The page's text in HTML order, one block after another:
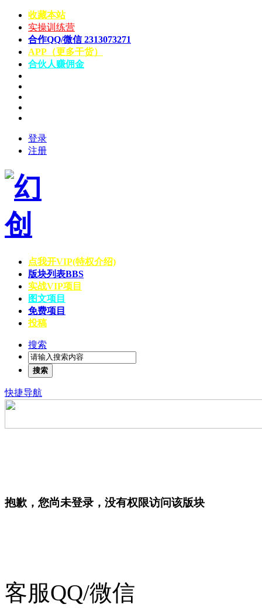
收藏本站
实操训练营
合作QQ/微信 2313073271
APP（更多干货）
合伙人赚佣金
登录
注册
点我开VIP(特权介绍)
版块列表BBS
实战VIP项目
图文项目
免费项目
投稿
搜索
搜索
快捷导航
抱歉，您尚未登录，没有权限访问该版块
客服QQ/微信